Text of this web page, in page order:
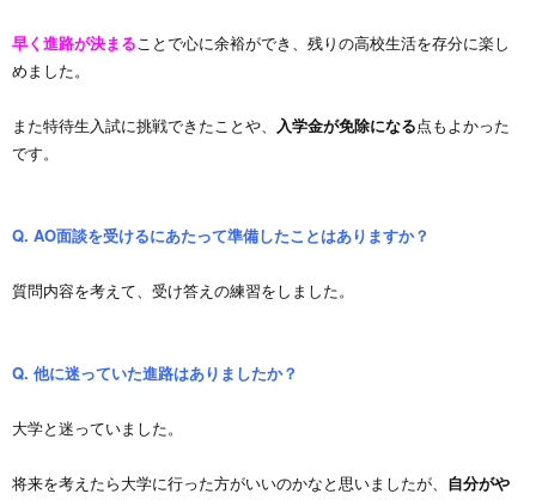
早く進路が決まる ことで心に余裕ができ、残りの高校生活を存分に楽し
めました。
また特待生入試に挑戦できたことや、 入学金が免除になる点もよかった
です。
Q. AO面談を受けるにあたって準備したことはありますか？
質問内容を考えて、受け答えの練習をしました。
Q. 他に迷っていた進路はありましたか？
大学と迷っていました。
将来を考えたら大学に行った方がいいのかなと思いましたが、 自分がや